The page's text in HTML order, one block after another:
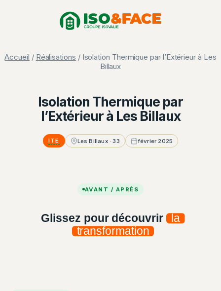
Accueil / Réalisations / Isolation Thermique par l’Extérieur à Les
Billaux
Isolation Thermique par
l’Extérieur à Les Billaux
ITE Les Billaux · 33 février 2025
AVANT / APRÈS
Glissez pour découvrir
la
transformation